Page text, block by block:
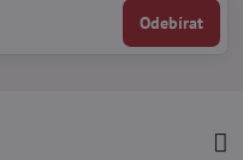
Odebírat